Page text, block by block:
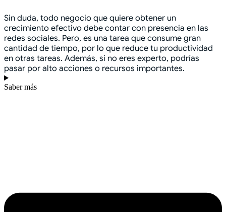
Sin duda, todo negocio que quiere obtener un
crecimiento efectivo debe contar con presencia en las
redes sociales. Pero, es una tarea que consume gran
cantidad de tiempo, por lo que reduce tu productividad
en otras tareas. Además, si no eres experto, podrías
pasar por alto acciones o recursos importantes.
Saber más